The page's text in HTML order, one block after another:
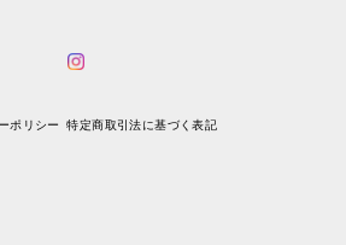
ポリシー 特定商取引法に基づく表記